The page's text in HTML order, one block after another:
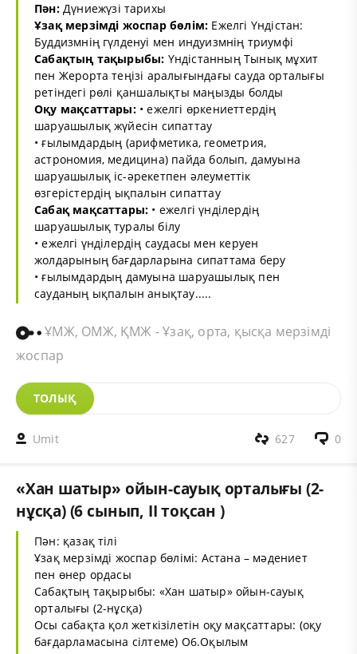
Пән:Дүниежүзі тарихы
Ұзақ мерзімді жоспар бөлім: Ежелгі Үндістан:
Буддизмнің гүлденуі мен индуизмнің триумфі
Сабақтың тақырыбы: Үндістанның Тынық мұхит
пен Жерорта теңізі аралығындағы сауда орталығы
ретіндегі рөлі қаншалықты маңызды болды
Оқу мақсаттары:• ежелгі өркениеттердің
шаруашылық жүйесін сипаттау
• ғылымдардың (арифметика, геометрия,
астрономия, медицина) пайда болып, дамуына
шаруашылық іс-әрекетпен әлеуметтік
өзгерістердің ықпалын сипаттау
Сабақ мақсаттары: • ежелгі үнділердің
шаруашылық туралы білу
• ежелгі үнділердің саудасы мен керуен
жолдарының бағдарларына сипаттама беру
• ғылымдардың дамуына шаруашылық пен
сауданың ықпалын анықтау.....
ҰМЖ, ОМЖ, ҚМЖ - Ұзақ, орта, қысқа мерзімді
жоспар
ТОЛЫҚ
Umit 0
627
«Хан шатыр» ойын-сауық орталығы (2-
нұсқа) (6 сынып, II тоқсан )
Пән: қазақ тілі
Ұзақ мерзімді жоспар бөлімі: Астана – мәдениет
пен өнер ордасы
Сабақтың тақырыбы: «Хан шатыр» ойын-сауық
орталығы (2-нұсқа)
Осы сабақта қол жеткізілетін оқу мақсаттары: (оқу
бағдарламасына сілтеме) О6.Оқылым